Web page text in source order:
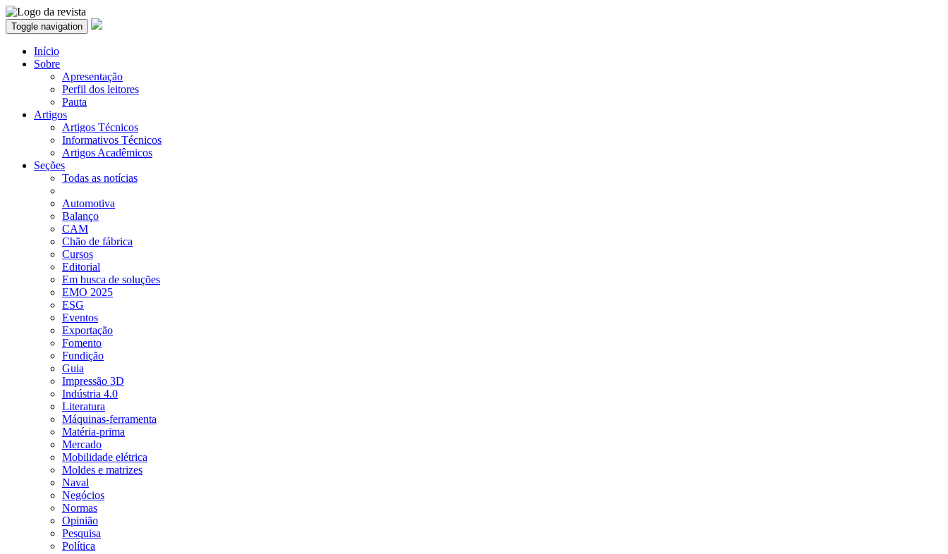
Toggle navigation
Início
Sobre
Apresentação
Perfil dos leitores
Pauta
Artigos
Artigos Técnicos
Informativos Técnicos
Artigos Acadêmicos
Seções
Todas as notícias
Automotiva
Balanço
CAM
Chão de fábrica
Cursos
Editorial
Em busca de soluções
EMO 2025
ESG
Eventos
Exportação
Fomento
Fundição
Guia
Impressão 3D
Indústria 4.0
Literatura
Máquinas-ferramenta
Matéria-prima
Mercado
Mobilidade elétrica
Moldes e matrizes
Naval
Negócios
Normas
Opinião
Pesquisa
Política